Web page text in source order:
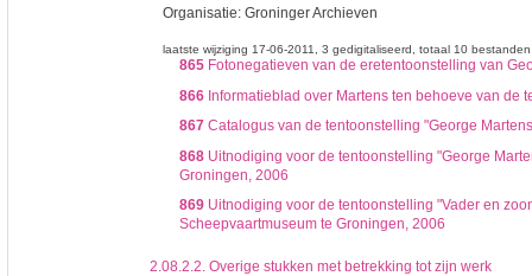
Organisatie: Groninger Archieven
laatste wijziging 17-06-2011 3 gedigitaliseerd totaal 10 bestanden
865Fotonegatieven van de eretentoonstelling van
866Informatieblad over Martens ten behoeve van de
867Catalogus van de tentoonstelling "George
868Uitnodiging voor de tentoonstelling "George
Groningen, 2006
869Uitnodiging voor de tentoonstelling "Vader en
Scheepvaartmuseum te Groningen, 2006
2.08.2.2. Overige stukken met betrekking tot zijn werk